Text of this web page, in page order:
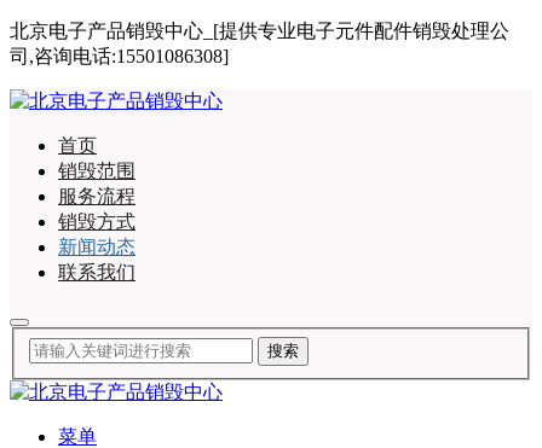
北京电子产品销毁中心_[提供专业电子元件配件销毁处理公
司,咨询电话:15501086308]
首页
销毁范围
服务流程
销毁方式
新闻动态
联系我们
菜单